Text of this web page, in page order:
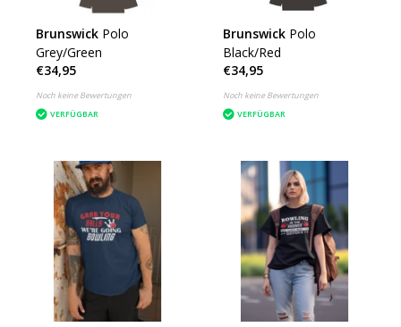
Brunswick Polo
Grey/Green
€34,95
Noch keine Bewertungen
VERFÜGBAR
Brunswick Polo
Black/Red
€34,95
Noch keine Bewertungen
VERFÜGBAR